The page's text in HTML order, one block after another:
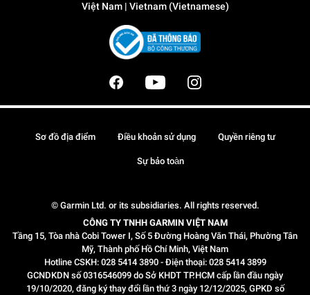
Việt Nam | Vietnam (Vietnamese)
© Garmin Ltd. or its subsidiaries. All rights reserved.
CÔNG TY TNHH GARMIN VIỆT NAM
Tầng 15, Tòa nhà Cobi Tower I, Số 5 Đường Hoàng Văn Thái, Phường Tân
Mỹ, Thành phố Hồ Chí Minh, Việt Nam
Hotline CSKH: 028 5414 3890 - Điện thoại: 028 5414 3899
GCNDKDN số 0316546099 do Sở KHDT TP.HCM cấp lần đầu ngày
19/10/2020, đăng ký thay đổi lần thứ 3 ngày 12/12/2025, GPKD số
Sơ đồ địa điểm Điều khoản sử dụng Quyền riêng tư
Sự bảo toàn